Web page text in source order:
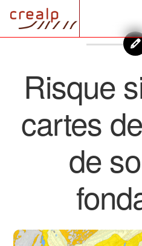
Risque
cartes
de